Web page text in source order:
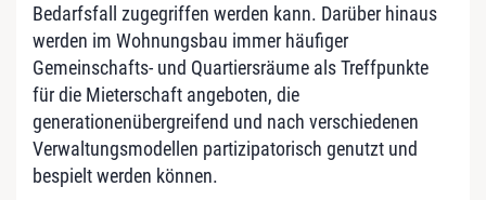
Bedarfsfall zugegriffen werden kann. Darüber hinaus
werden im Wohnungsbau immer häufiger
Gemeinschafts- und Quartiersräume als Treffpunkte
für die Mieterschaft angeboten, die
generationenübergreifend und nach verschiedenen
Verwaltungsmodellen partizipatorisch genutzt und
bespielt werden können.